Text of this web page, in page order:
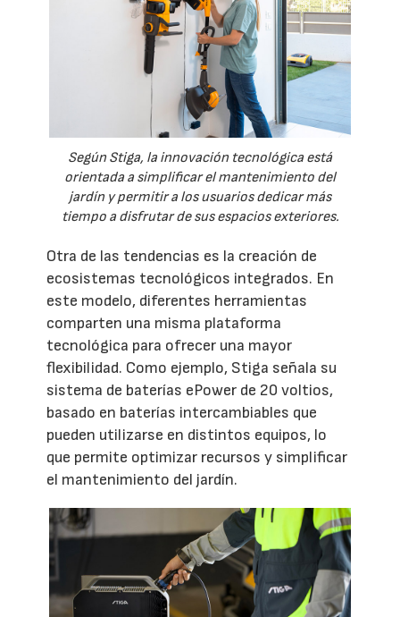
Según Stiga, la innovación tecnológica está
orientada a simplificar el mantenimiento del
jardín y permitir a los usuarios dedicar más
tiempo a disfrutar de sus espacios exteriores.
Otra de las tendencias es la creación de
ecosistemas tecnológicos integrados. En
este modelo, diferentes herramientas
comparten una misma plataforma
tecnológica para ofrecer una mayor
flexibilidad. Como ejemplo, Stiga señala su
sistema de baterías ePower de 20 voltios,
basado en baterías intercambiables que
pueden utilizarse en distintos equipos, lo
que permite optimizar recursos y simplificar
el mantenimiento del jardín.